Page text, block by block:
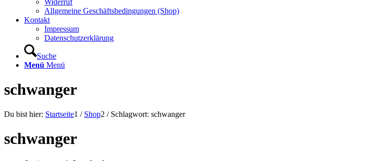
Widerruf
Allgemeine Geschäftsbedingungen (Shop)
Kontakt
Impressum
Datenschutzerklärung
Suche
Menü Menü
schwanger
Du bist hier: Startseite1 / Shop2 / Schlagwort: schwanger
schwanger